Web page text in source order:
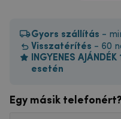
Gyors szállítás -
Visszatérítés - 60
INGYENES
esetén
Egy másik telefonért?